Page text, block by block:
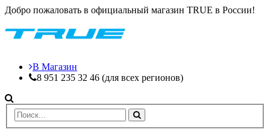
Добро пожаловать в официальный магазин TRUE в России!
В Магазин
8 951 235 32 46 (для всех регионов)